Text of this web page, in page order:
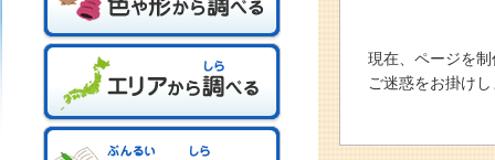
現在、ページを
ご迷惑をお掛け